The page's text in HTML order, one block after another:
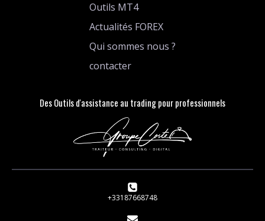
Outils MT4
Actualités FOREX
Qui sommes nous ?
contacter
Des Outils d'assistance au trading pour professionnels
+33187668748